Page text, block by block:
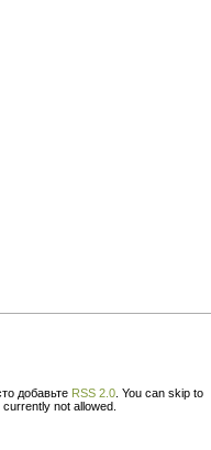
добавьте RSS 2.0 . You can skip to
not allowed.